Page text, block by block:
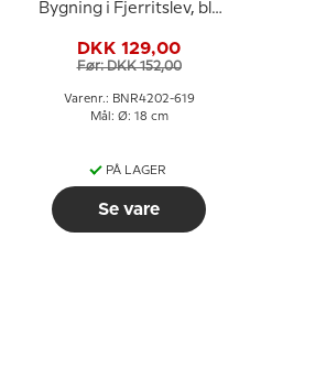
Bygning i Fjerritslev, blå
DKK 129,00
Før: DKK 152,00
Varenr.: BNR4202-619
Mål: Ø: 18 cm
PÅ LAGER
Se vare